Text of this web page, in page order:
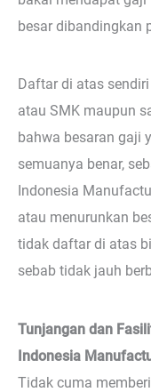
besar dibandingkan
Daftar di atas
atau SMK maupun
bahwa besaran gaji
semuanya benar,
Indonesia
atau menurunkan
tidak daftar di atas
sebab tidak jauh
Tunjangan dan
Indonesia
Tidak cuma